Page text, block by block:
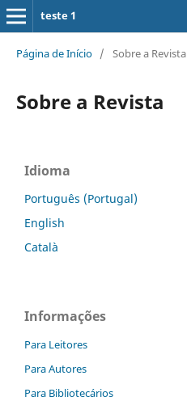
teste 1
Página de Início / Sobre a Revista
Sobre a Revista
Idioma
Português (Portugal)
English
Català
Informações
Para Leitores
Para Autores
Para Bibliotecários